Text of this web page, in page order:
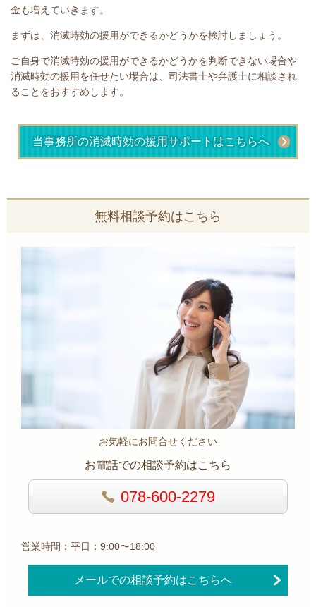
金も増えていきます。
まずは、 消滅時効の援用ができるかどうかを検討しましょう。
ご自身で消滅時効の援用ができるかどうかを判断できない場合や
消滅時効の援用を任せたい場合は、司法書士や弁護士に相談され
ることをおすすめします。
当事務所の消滅時効の援用サポートはこちらへ
無料相談予約はこちら
お気軽にお問合せください
お電話での相談予約はこちら
078-600-2279
営業時間：平日：9:00〜18:00
メールでの相談予約はこちらへ